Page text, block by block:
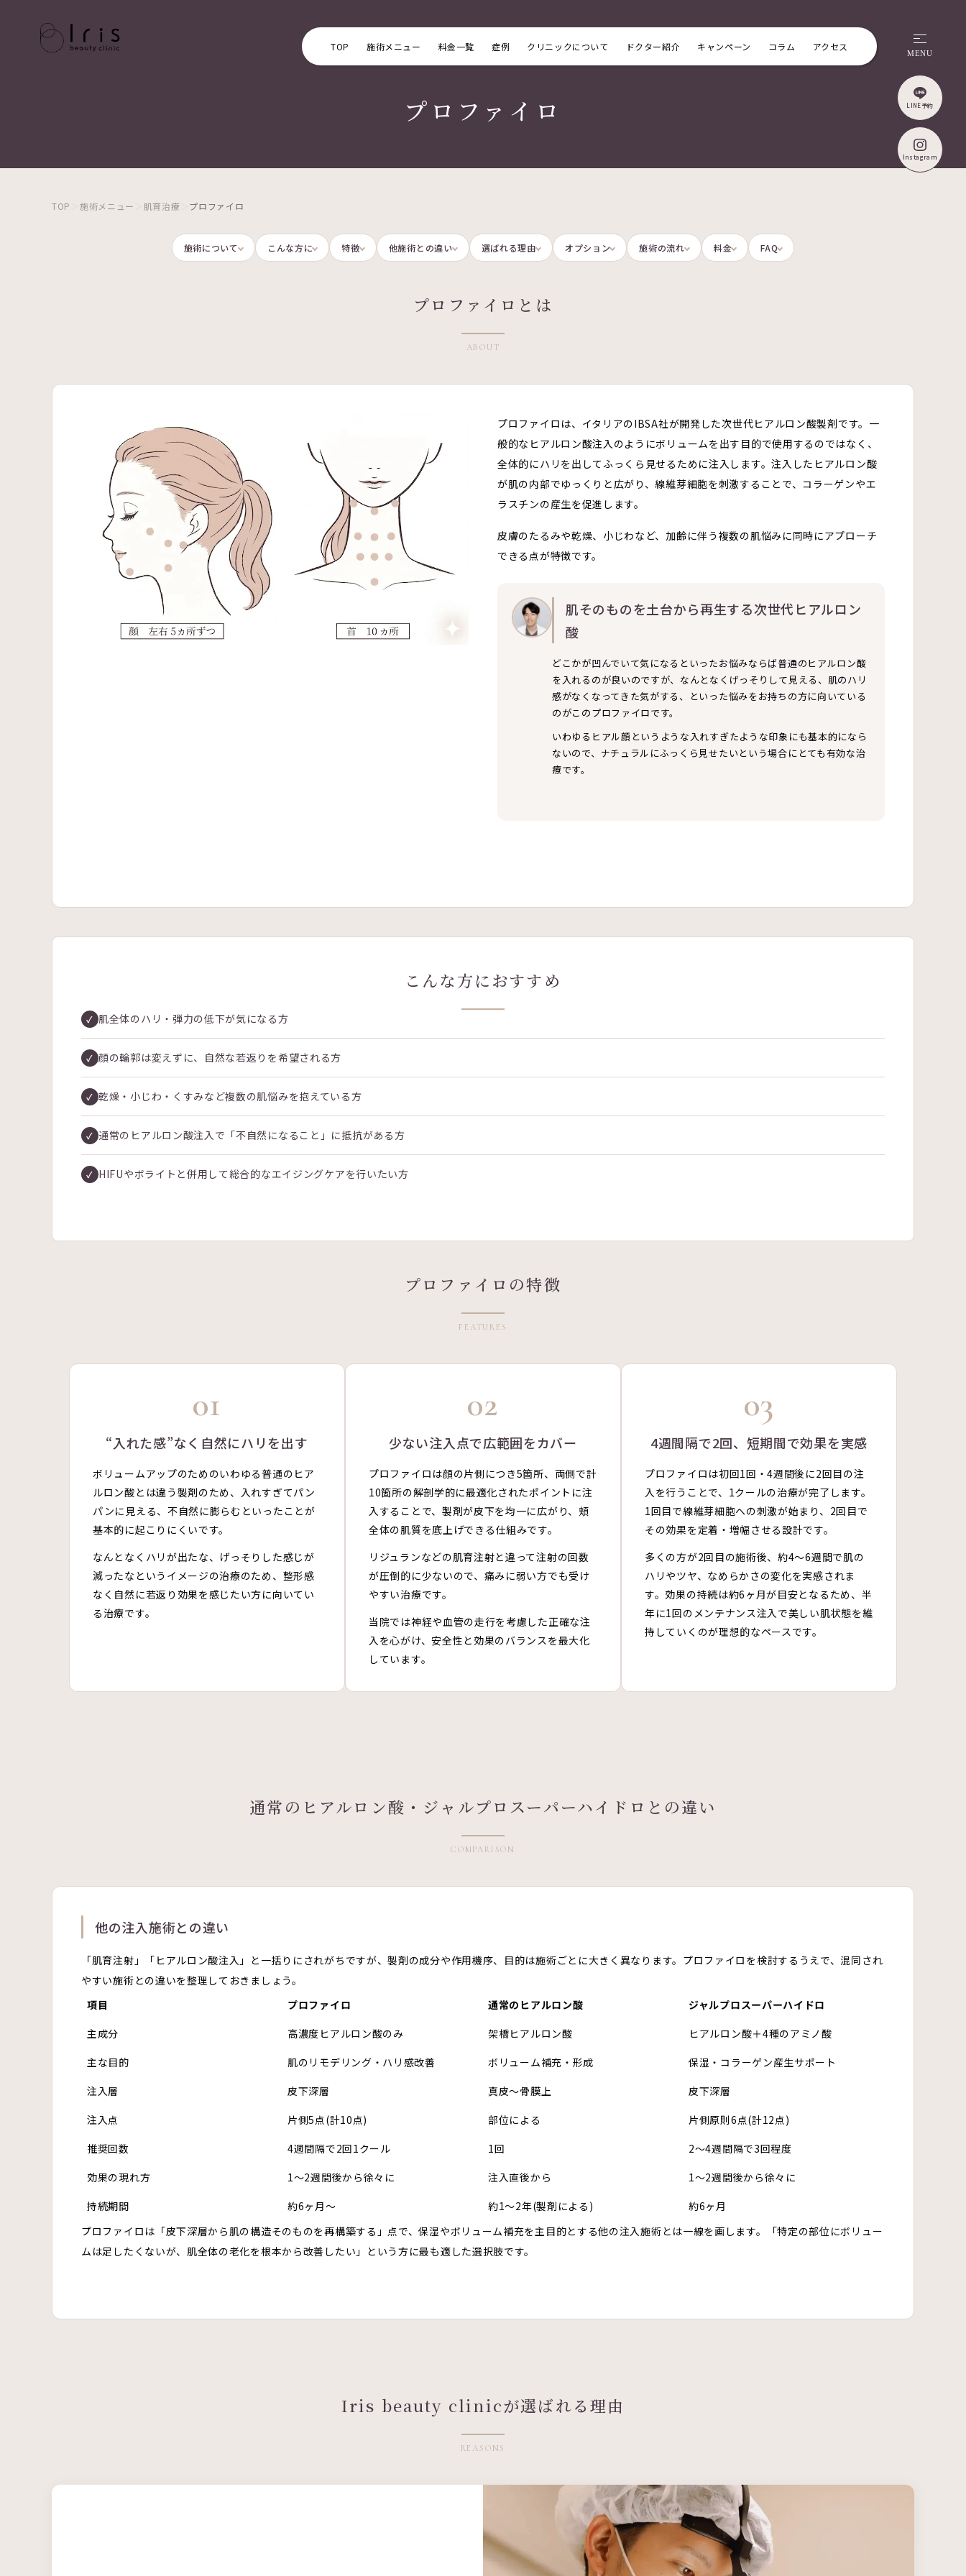
神
戸
TOP 施術メニュー 料金一覧 症例 クリニックについて ドクター紹介 キャンペーン コラム アクセス
MENU
LINE予約
Instagram
プロファイロ
TOP 施術メニュー 肌育治療 プロファイロ
施術について こんな方に 特徴 他施術との違い 選ばれる理由 オプション 施術の流れ 料金 FAQ
プロファイロとは
ABOUT
プロファイロは、イタリアのIBSA社が開発した次世代ヒアルロン酸製剤です。一
般的なヒアルロン酸注入のようにボリュームを出す目的で使用するのではなく、
全体的にハリを出してふっくら見せるために注入します。注入したヒアルロン酸
が肌の内部でゆっくりと広がり、線維芽細胞を刺激することで、コラーゲンやエ
ラスチンの産生を促進します。
皮膚のたるみや乾燥、小じわなど、加齢に伴う複数の肌悩みに同時にアプローチ
できる点が特徴です。
肌そのものを土台から再生する次世代ヒアルロン
酸
どこかが凹んでいて気になるといったお悩みならば普通のヒアルロン酸
を入れるのが良いのですが、なんとなくげっそりして見える、肌のハリ
感がなくなってきた気がする、といった悩みをお持ちの方に向いている
のがこのプロファイロです。
いわゆるヒアル顔というような入れすぎたような印象にも基本的になら
ないので、ナチュラルにふっくら見せたいという場合にとても有効な治
療です。
こんな方におすすめ
肌全体のハリ・弾力の低下が気になる方
顔の輪郭は変えずに、自然な若返りを希望される方
乾燥・小じわ・くすみなど複数の肌悩みを抱えている方
通常のヒアルロン酸注入で「不自然になること」に抵抗がある方
HIFUやボライトと併用して総合的なエイジングケアを行いたい方
プロファイロの特徴
FEATURES
01
“入れた感”なく自然にハリを出す
ボリュームアップのためのいわゆる普通のヒア
ルロン酸とは違う製剤のため、入れすぎてパン
パンに見える、不自然に膨らむといったことが
基本的に起こりにくいです。
なんとなくハリが出たな、げっそりした感じが
減ったなというイメージの治療のため、整形感
なく自然に若返り効果を感じたい方に向いてい
る治療です。
02
少ない注入点で広範囲をカバー
プロファイロは顔の片側につき5箇所、両側で計
10箇所の解剖学的に最適化されたポイントに注
入することで、製剤が皮下を均一に広がり、頬
全体の肌質を底上げできる仕組みです。
リジュランなどの肌育注射と違って注射の回数
が圧倒的に少ないので、痛みに弱い方でも受け
やすい治療です。
当院では神経や血管の走行を考慮した正確な注
入を心がけ、安全性と効果のバランスを最大化
しています。
03
4週間隔で2回、短期間で効果を実感
プロファイロは初回1回・4週間後に2回目の注
入を行うことで、1クールの治療が完了します。
1回目で線維芽細胞への刺激が始まり、2回目で
その効果を定着・増幅させる設計です。
多くの方が2回目の施術後、約4〜6週間で肌の
ハリやツヤ、なめらかさの変化を実感されま
す。効果の持続は約6ヶ月が目安となるため、半
年に1回のメンテナンス注入で美しい肌状態を維
持していくのが理想的なペースです。
通常のヒアルロン酸・ジャルプロスーパーハイドロとの違い
COMPARISON
他の注入施術との違い
「肌育注射」「ヒアルロン酸注入」と一括りにされがちですが、製剤の成分や作用機序、目的は施術ごとに大きく異なります。プロファイロを検討するうえで、混同され
やすい施術との違いを整理しておきましょう。
項目
プロファイロ 通常のヒアルロン酸
ジャルプロスーパーハイドロ
主成分
高濃度ヒアルロン酸のみ 架橋ヒアルロン酸
ヒアルロン酸＋4種のアミノ酸
主な目的
肌のリモデリング・ハリ感改善 ボリューム補充・形成
保湿・コラーゲン産生サポート
注入層
皮下深層 真皮〜骨膜上
皮下深層
注入点
片側5点(計10点) 部位による
片側原則6点(計12点)
推奨回数
4週間隔で2回1クール 1回
2〜4週間隔で3回程度
効果の現れ方
1〜2週間後から徐々に 注入直後から
1〜2週間後から徐々に
持続期間
約6ヶ月〜 約1〜2年(製剤による)
約6ヶ月
プロファイロは「皮下深層から肌の構造そのものを再構築する」点で、保湿やボリューム補充を主目的とする他の注入施術とは一線を画します。「特定の部位にボリュー
ムは足したくないが、肌全体の老化を根本から改善したい」という方に最も適した選択肢です。
Iris beauty clinicが選ばれる理由
REASONS